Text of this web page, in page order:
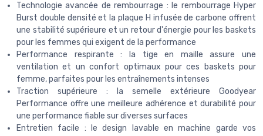
Technologie avancée de rembourrage : le rembourrage Hyper
Burst double densité et la plaque H infusée de carbone offrent
une stabilité supérieure et un retour d'énergie pour les baskets
pour les femmes qui exigent de la performance
Performance respirante : la tige en maille assure une
ventilation et un confort optimaux pour ces baskets pour
femme, parfaites pour les entraînements intenses
Traction supérieure : la semelle extérieure Goodyear
Performance offre une meilleure adhérence et durabilité pour
une performance fiable sur diverses surfaces
Entretien facile : le design lavable en machine garde vos